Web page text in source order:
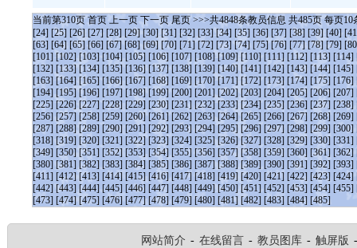
当前第310页 首页 上一页 下一页 尾页 >>>共4848条教员信息 共485页 每页10
[24] [25] [26] [27] [28] [29] [30] [31] [32] [33] [34] [35] [36] [37] [38] [39] [40]
[63] [64] [65] [66] [67] [68] [69] [70] [71] [72] [73] [74] [75] [76] [77] [78] [79]
[101] [102] [103] [104] [105] [106] [107] [108] [109] [110] [111] [112] [113] [114]
[132] [133] [134] [135] [136] [137] [138] [139] [140] [141] [142] [143] [144] [145]
[163] [164] [165] [166] [167] [168] [169] [170] [171] [172] [173] [174] [175] [176]
[194] [195] [196] [197] [198] [199] [200] [201] [202] [203] [204] [205] [206] [207]
[225] [226] [227] [228] [229] [230] [231] [232] [233] [234] [235] [236] [237] [238]
[256] [257] [258] [259] [260] [261] [262] [263] [264] [265] [266] [267] [268] [269]
[287] [288] [289] [290] [291] [292] [293] [294] [295] [296] [297] [298] [299] [300]
[318] [319] [320] [321] [322] [323] [324] [325] [326] [327] [328] [329] [330] [331]
[349] [350] [351] [352] [353] [354] [355] [356] [357] [358] [359] [360] [361] [362]
[380] [381] [382] [383] [384] [385] [386] [387] [388] [389] [390] [391] [392] [393]
[411] [412] [413] [414] [415] [416] [417] [418] [419] [420] [421] [422] [423] [424]
[442] [443] [444] [445] [446] [447] [448] [449] [450] [451] [452] [453] [454] [455]
[473] [474] [475] [476] [477] [478] [479] [480] [481] [482] [483] [484] [485]
网站简介 - 在线留言 - 教员图库 - 触屏版